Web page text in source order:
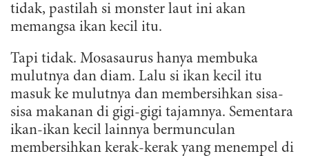
tidak, pastilah si monster laut ini akan
memangsa ikan kecil itu.
Tapi tidak. Mosasaurus hanya membuka
mulutnya dan diam. Lalu si ikan kecil itu
masuk ke mulutnya dan membersihkan sisa-
sisa makanan di gigi-gigi tajamnya. Sementara
ikan-ikan kecil lainnya bermunculan
membersihkan kerak-kerak yang menempel di